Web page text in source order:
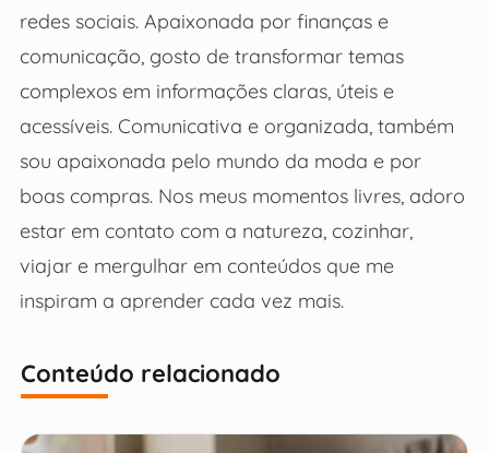
redes sociais. Apaixonada por finanças e
comunicação, gosto de transformar temas
complexos em informações claras, úteis e
acessíveis. Comunicativa e organizada, também
sou apaixonada pelo mundo da moda e por
boas compras. Nos meus momentos livres, adoro
estar em contato com a natureza, cozinhar,
viajar e mergulhar em conteúdos que me
inspiram a aprender cada vez mais.
Conteúdo relacionado